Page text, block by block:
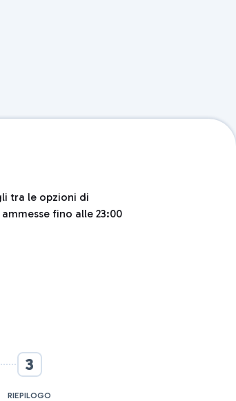
tra le opzioni di
fino alle 23:00
3
RIEPILOGO